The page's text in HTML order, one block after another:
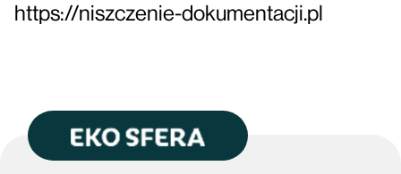
https://niszczenie-dokumentacji.pl